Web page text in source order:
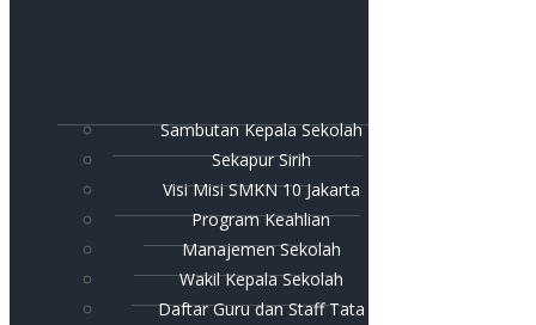
Sambutan Kepala Sekolah
Sekapur Sirih
Visi Misi SMKN 10 Jakarta
Program Keahlian
Manajemen Sekolah
Wakil Kepala Sekolah
Daftar Guru dan Staff Tata